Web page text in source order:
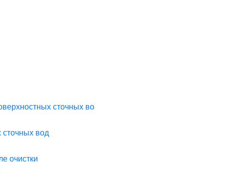
сточных во
сточных вод
очистки